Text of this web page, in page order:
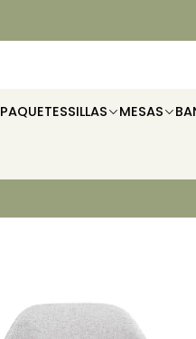
PAQUETESSILLAS MESAS